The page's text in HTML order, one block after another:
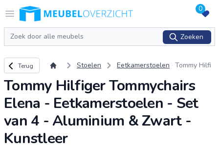
Open menu
Logo Meubeloverzicht.nl 0
Zoeken
Zoeken
Terug naar overzicht
Terug Stoelen Eetkamerstoelen
Tommy Hilfi
hairs Elena -
elen - Set v
an 4 - Alumi
nium & Zwar
Tommy Hilfiger Tommychairs
Elena - Eetkamerstoelen - Set
van 4 - Aluminium & Zwart -
Kunstleer